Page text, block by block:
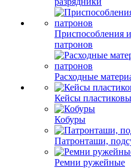
Приспособления
патронов
Расходные
Кейсы
Кобуры
Патронташи,
Ремни ружейные